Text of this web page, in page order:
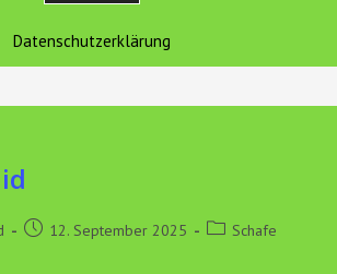
> Schafe
Beitrag12. September 2025
Beitrags-
Schafe
Datenschutzerklärung